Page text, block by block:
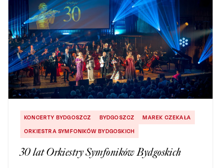
KONCERTY BYDGOSZCZ BYDGOSZCZ
MAREK CZEKAŁA
ORKIESTRA SYMFONIKÓW BYDGOSKICH
30 lat Orkiestry Symfoników Bydgoskich